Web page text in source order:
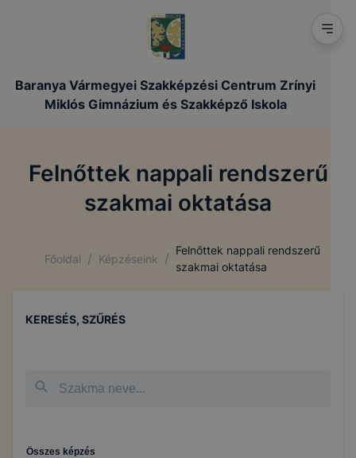
Baranya Vármegyei Szakképzési Centrum Zrínyi
Miklós Gimnázium és Szakképző Iskola
Felnőttek nappali rendszerű
szakmai oktatása
Főoldal / Képzéseink /
Felnőttek nappali rendszerű
szakmai oktatása
KERESÉS, SZŰRÉS
Összes képzés